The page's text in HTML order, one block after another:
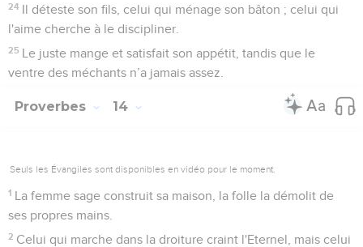
24 Il déteste son fils, celui qui ménage son bâton ; celui qui
l'aime cherche à le discipliner.
25 Le juste mange et satisfait son appétit, tandis que le
ventre des méchants n’a jamais assez.
Proverbes 14
Seuls les Évangiles sont disponibles en vidéo pour le moment.
1 La femme sage construit sa maison, la folle la démolit de
ses propres mains.
2 Celui qui marche dans la droiture craint l'Eternel, mais celui